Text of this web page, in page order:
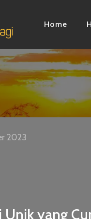
Home
Unik yang
2023